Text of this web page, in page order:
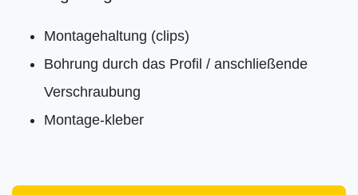
Montagehaltung (clips)
Bohrung durch das Profil / anschließende
Verschraubung
Montage-kleber